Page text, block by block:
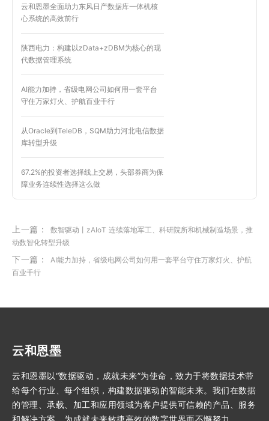
云和恩墨全面助力东风日产数据库一体机核
心系统的高效前行
陕西电力：构建以zData+zDBM为核心的现
代数据管理系统
AI能力加持，省级电网公司如何用一套平台
守住万家灯火、护航百业千行
从Oracle到TeleDB，SQM助力河北电信数据
库转型升级
67.2%的投资者选择线上交易，头部券商为保
障业务连续性选择这么做
上一篇： 数智驱动丨zAIoT 连续落地军工、科研院所和机械制造场景，推
动数智化转型升级
下一篇：
AI能力加持，省级电网公司如何用一套平台守住万家灯火、护航
百业千行
云和恩墨
云和恩墨以“数据驱动，成就未来”为使命，致力于将数据技术带
给每个行业、每个组织，构建数据驱动的智能未来。我们在数据
的管理、承载、加工和应用领域为客户提供可信赖的产品、服务
和解决方案，为成就未来敏捷高效的数字世界而不懈努力。